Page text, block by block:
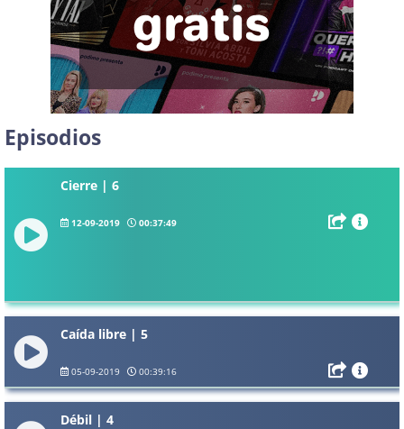
Episodios
Cierre | 6
12-09-2019 00:37:49
Caída libre | 5
05-09-2019 00:39:16
Débil | 4